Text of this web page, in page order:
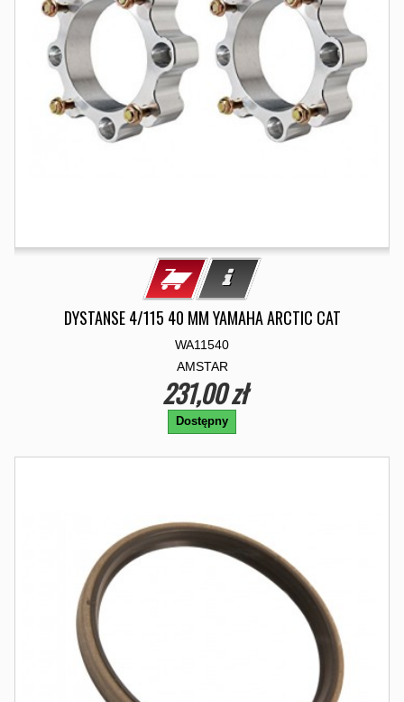
DYSTANSE 4/115 40 MM YAMAHA ARCTIC CAT
WA11540
AMSTAR
231,00 zł
Dostępny